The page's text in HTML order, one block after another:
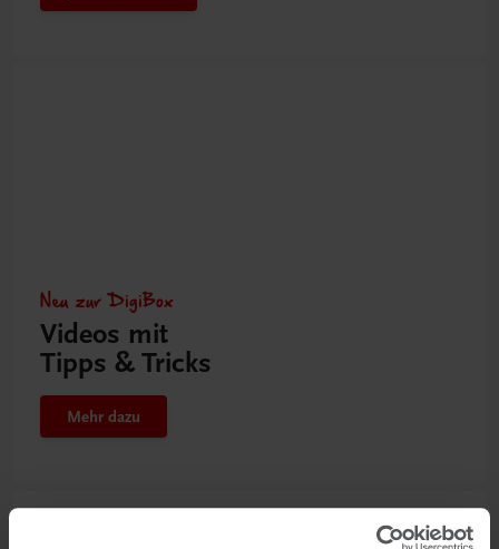
Neu zur DigiBox
Videos mit
Tipps & Tricks
Mehr dazu